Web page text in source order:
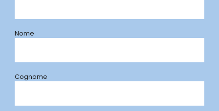
Nome
Cognome